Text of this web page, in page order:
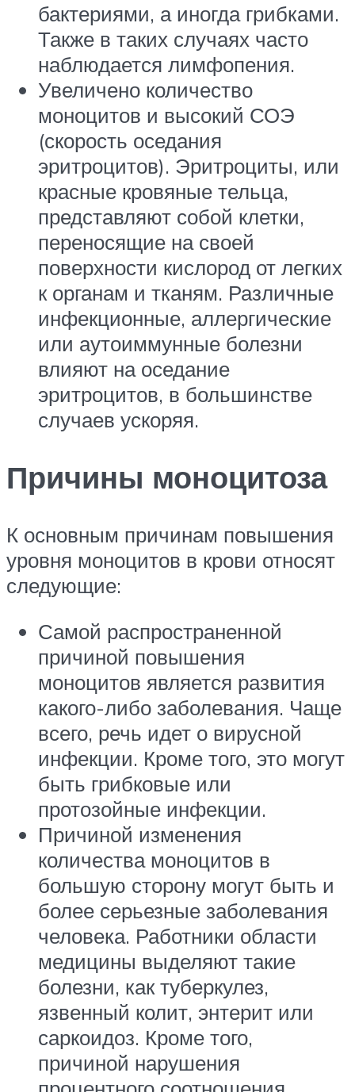
бактериями, а иногда грибками.
Также в таких случаях часто
наблюдается лимфопения.
Увеличено количество
моноцитов и высокий СОЭ
(скорость оседания
эритроцитов). Эритроциты, или
красные кровяные тельца,
представляют собой клетки,
переносящие на своей
поверхности кислород от легких
к органам и тканям. Различные
инфекционные, аллергические
или аутоиммунные болезни
влияют на оседание
эритроцитов, в большинстве
случаев ускоряя.
Причины моноцитоза
К основным причинам повышения
уровня моноцитов в крови относят
следующие:
Самой распространенной
причиной повышения
моноцитов является развития
какого-либо заболевания. Чаще
всего, речь идет о вирусной
инфекции. Кроме того, это могут
быть грибковые или
протозойные инфекции.
Причиной изменения
количества моноцитов в
большую сторону могут быть и
более серьезные заболевания
человека. Работники области
медицины выделяют такие
болезни, как туберкулез,
язвенный колит, энтерит или
саркоидоз. Кроме того,
причиной нарушения